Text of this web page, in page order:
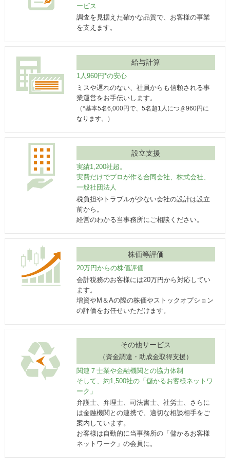
ービス
調査を見据えた確かな品質で、お客様の事業
を支えます。
給与計算
1人960円*の安心
ミスや遅れのない、社員からも信頼される事
業運営をお手伝いします。
（*基本5名6,000円で、5名超1人につき960円に
なります。）
設立支援
実績1,200社超。
実費だけでプロが作る合同会社、株式会社、
一般社団法人
税負担やトラブルが少ない会社の設計は設立
前から。
経営のわかる当事務所にご相談ください。
株価等評価
20万円からの株価評価
会計税務のお客様には20万円から対応してい
ます。
増資やM＆Aの際の株価やストックオプション
の評価をお任せいただけます。
その他サービス
（資金調達・助成金取得支援）
関連７士業や金融機関との協力体制
そして、約1,500社の 「儲かるお客様ネットワ
ーク」
弁護士、弁理士、司法書士、社労士、さらに
は金融機関との連携で、適切な相談相手をご
案内しています。
お客様は自動的に当事務所の「儲かるお客様
ネットワーク」の会員に。